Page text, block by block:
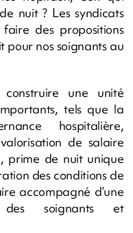
nuit ? Les syndicats
des propositions
pour nos soignants au
une unité
tels que la
hospitalière,
de salaire
prime de nuit unique
des conditions de
accompagné d’une
des soignants et